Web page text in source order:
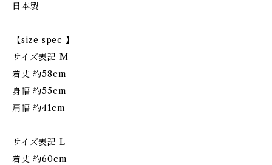
日本製
【size spec 】
サイズ表記 M
着丈 約58cm
身幅 約55cm
肩幅 約41cm
サイズ表記 L
着丈 約60cm